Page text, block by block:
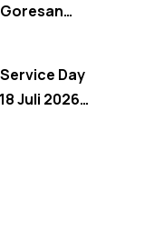
Day
Juli 2026:
20% dan